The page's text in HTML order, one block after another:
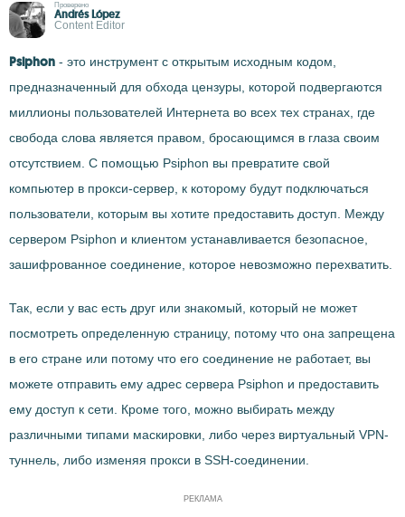
Проверено
Andrés López
Content Editor
Psiphon - это инструмент с открытым исходным кодом,
предназначенный для обхода цензуры, которой подвергаются
миллионы пользователей Интернета во всех тех странах, где
свобода слова является правом, бросающимся в глаза своим
отсутствием. С помощью Psiphon вы превратите свой
компьютер в прокси-сервер, к которому будут подключаться
пользователи, которым вы хотите предоставить доступ. Между
сервером Psiphon и клиентом устанавливается безопасное,
зашифрованное соединение, которое невозможно перехватить.
Так, если у вас есть друг или знакомый, который не может
посмотреть определенную страницу, потому что она запрещена
в его стране или потому что его соединение не работает, вы
можете отправить ему адрес сервера Psiphon и предоставить
ему доступ к сети. Кроме того, можно выбирать между
различными типами маскировки, либо через виртуальный VPN-
туннель, либо изменяя прокси в SSH-соединении.
РЕКЛАМА